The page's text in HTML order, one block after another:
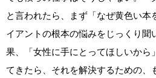
と言われたら、まず「なぜ黄色い本
イアントの根本の悩みをじっくり聞
果、「女性に手にとってほしいから
てきたら、それを解決するための、